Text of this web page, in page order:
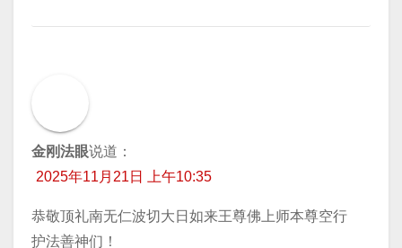
金刚法眼说道：
2025年11月21日 上午10:35
恭敬顶礼南无仁波切大日如来王尊佛上师本尊空行
护法善神们！